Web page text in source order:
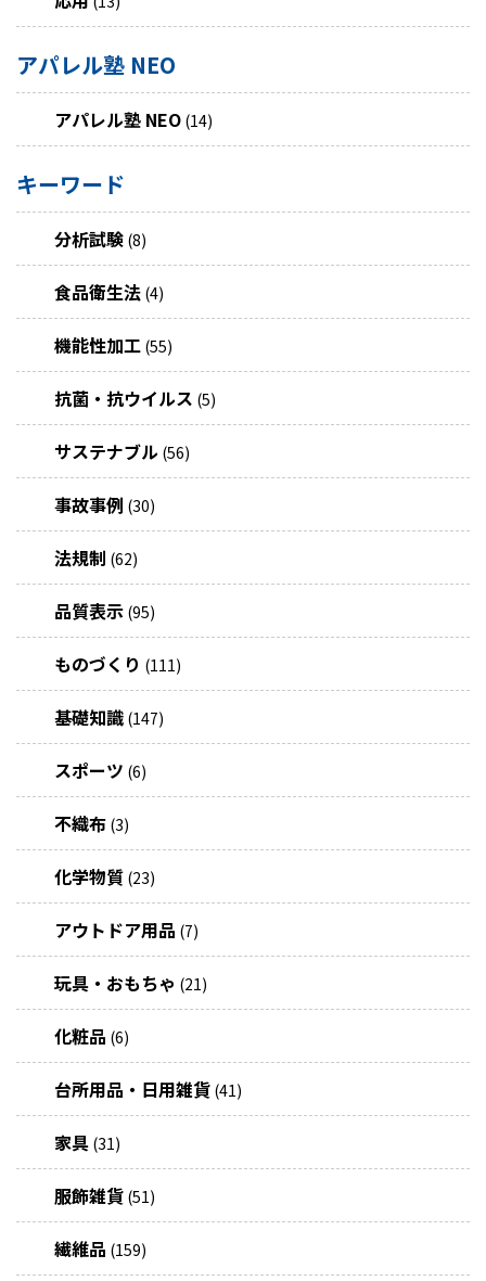
アパレル塾 NEO
アパレル塾 NEO (14)
キーワード
分析試験 (8)
食品衛生法 (4)
機能性加工 (55)
抗菌・抗ウイルス (5)
サステナブル (56)
事故事例 (30)
法規制 (62)
品質表示 (95)
ものづくり (111)
基礎知識 (147)
スポーツ (6)
不織布 (3)
化学物質 (23)
アウトドア用品 (7)
玩具・おもちゃ (21)
化粧品 (6)
台所用品・日用雑貨 (41)
家具 (31)
服飾雑貨 (51)
繊維品 (159)